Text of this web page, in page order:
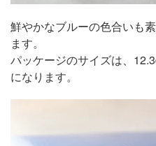
鮮やかなブルーの色合いも
ます。
パッケージのサイズは、
になります。